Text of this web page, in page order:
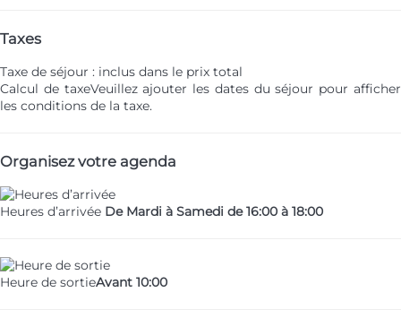
Taxes
Taxe de séjour : inclus dans le prix total
Calcul de taxeVeuillez ajouter les dates du séjour pour afficher
les conditions de la taxe.
Organisez votre agenda
Heures d’arrivée De Mardi à Samedi de 16:00 à 18:00
Heure de sortieAvant 10:00